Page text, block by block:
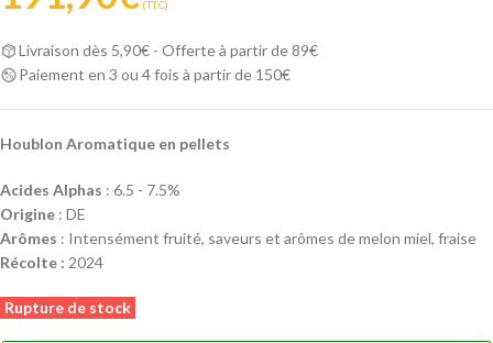
(T.T.C).
Livraison dès 5,90€ - Offerte à partir de 89€
Paiement en 3 ou 4 fois à partir de 150€
Houblon Aromatique en pellets
Acides Alphas : 6.5 - 7.5%
Origine : DE
Arômes : Intensément fruité, saveurs et arômes de melon miel, fraise
Récolte : 2024
Rupture de stock